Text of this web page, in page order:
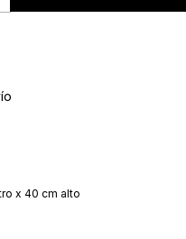
x 40 cm alto